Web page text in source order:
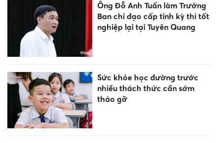
Ông Đỗ Anh Tuấn làm Trưởng
Ban chỉ đạo cấp tỉnh kỳ thi tốt
nghiệp lại tại Tuyên Quang
Sức khỏe học đường trước
nhiều thách thức cần sớm
tháo gỡ